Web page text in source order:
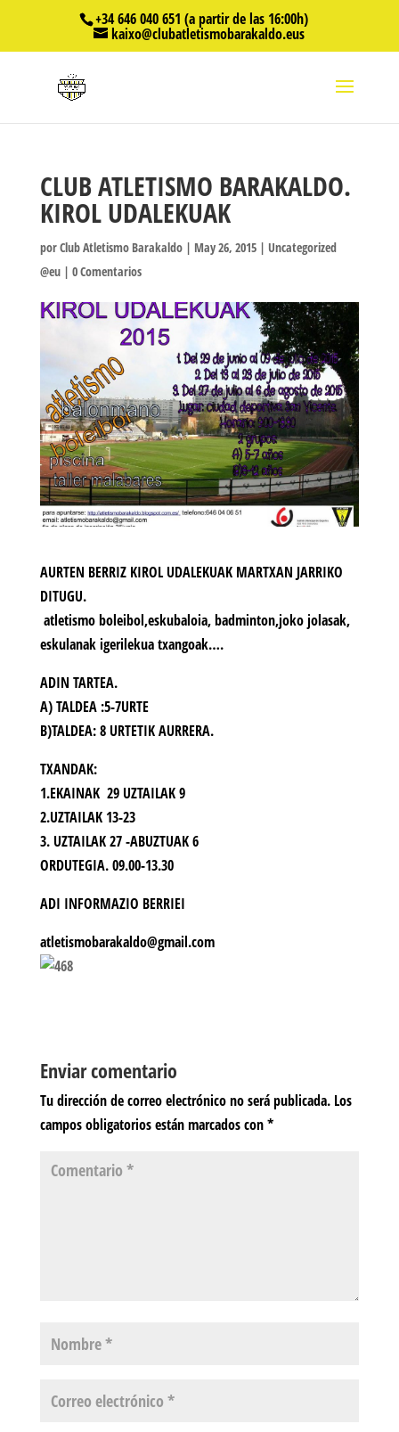
+34 646 040 651 (a partir de las 16:00h)
kaixo@clubatletismobarakaldo.eus
CLUB ATLETISMO BARAKALDO.
KIROL UDALEKUAK
porClub Atletismo Barakaldo| May 26, 2015| Uncategorized
@eu| 0 Comentarios
AURTEN BERRIZ KIROL UDALEKUAK MARTXAN JARRIKO
DITUGU.
atletismo boleibol,eskubaloia, badminton,joko jolasak,
eskulanak igerilekua txangoak….
ADIN TARTEA.
A) TALDEA :5-7URTE
B)TALDEA: 8 URTETIK AURRERA.
TXANDAK:
1.EKAINAK 29 UZTAILAK 9
2.UZTAILAK 13-23
3. UZTAILAK 27 -ABUZTUAK 6
ORDUTEGIA. 09.00-13.30
ADI INFORMAZIO BERRIEI
atletismobarakaldo@gmail.com
Enviar comentario
Tu dirección de correo electrónico no será publicada. Los
campos obligatorios están marcados con*